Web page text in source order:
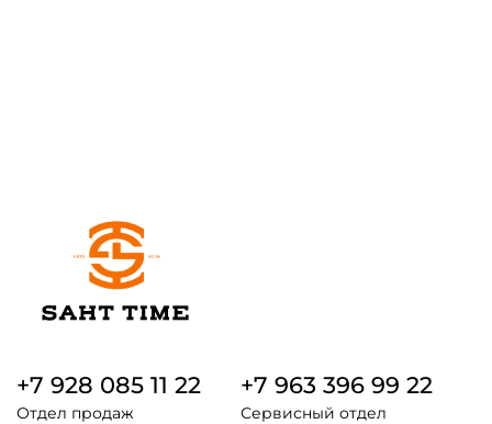
+7 928 085 11 22
Отдел продаж
+7 963 396 99 22
Сервисный отдел